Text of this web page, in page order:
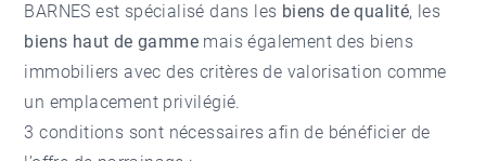
BARNES est spécialisé dans les biens de qualité, les
biens haut de gamme mais également des biens
immobiliers avec des critères de valorisation comme
un emplacement privilégié.
3 conditions sont nécessaires afin de bénéficier de